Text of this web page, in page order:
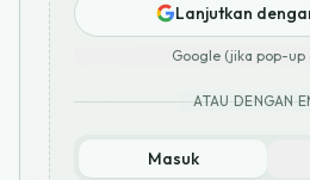
Lanjutkan
Google (jika pop-up
ATAU DENGAN
Masuk